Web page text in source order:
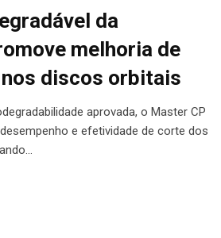
da
melhoria de
discos orbitais
aprovada, o Master CP
e efetividade de corte dos